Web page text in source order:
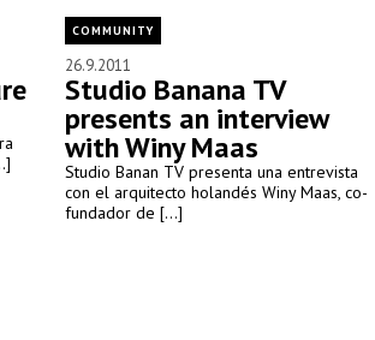
COMMUNITY
26.9.2011
Studio Banana TV
presents an interview
with Winy Maas
Studio Banan TV presenta una entrevista
con el arquitecto holandés Winy Maas, co-
fundador de [...]